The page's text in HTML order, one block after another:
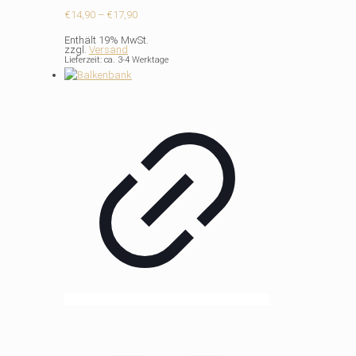
€14,90 – €17,90Preisspanne:
bis
€17,90
Enthält 19% MwSt.
zzgl. Versand
Lieferzeit: ca. 3-4 Werktage